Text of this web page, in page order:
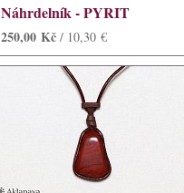
Náhrdelník - PYRIT
250,00 Kč / 10,30 €